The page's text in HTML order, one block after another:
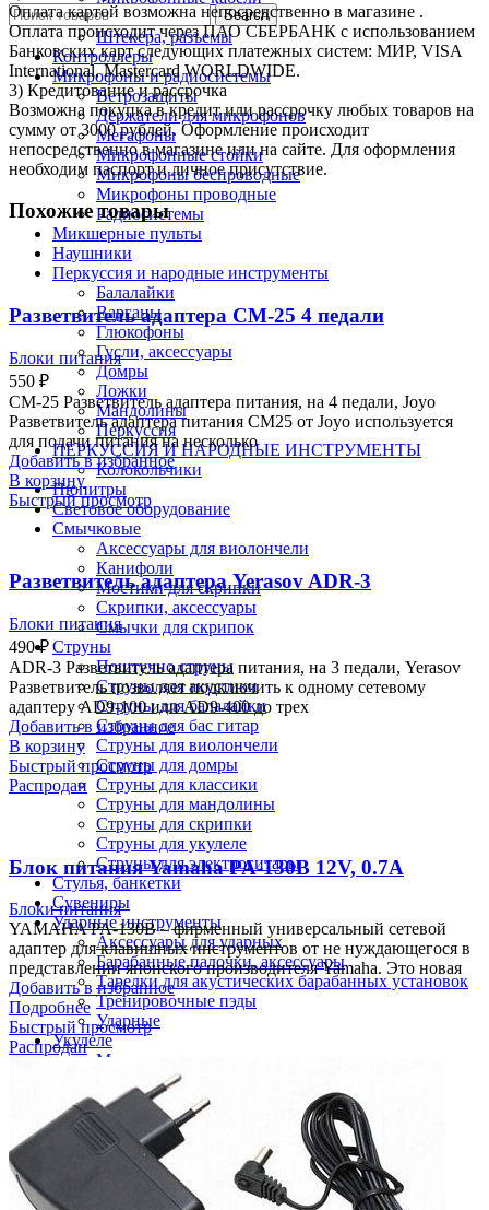
Переходники
Штекера, разъемы
Контроллеры
Микрофоны и радиосистемы
Ветрозащиты
Держатели для микрофонов
Мегафоны
Микрофонные стойки
Микрофоны беспроводные
Микрофоны проводные
Радиосистемы
Микшерные пульты
Наушники
Перкуссия и народные инструменты
Балалайки
Варганы
Глюкофоны
Гусли, аксессуары
Домры
Ложки
Мандолины
Перкуссия
ПЕРКУССИЯ И НАРОДНЫЕ ИНСТРУМЕНТЫ
Колокольчики
Пюпитры
Световое оборудование
Смычковые
Аксессуары для виолончели
Канифоли
Мостики для скрипки
Скрипки, аксессуары
Смычки для скрипок
Струны
Поштучно струны
Струны для акустики
Струны для балалайки
Струны для бас гитар
Струны для виолончели
Струны для домры
Струны для классики
Струны для мандолины
Струны для скрипки
Струны для укулеле
Струны для электрогитары
Стулья, банкетки
Сувениры
Ударные инструменты
Аксессуары для ударных
Барабанные палочки, аксессуары
Тарелки для акустических барабанных установок
Тренировочные пэды
Ударные
Укулеле
Медиаторы для укулеле
Ремни для укулелеле
Стойки и держатели для укулеле
Укулеле
Фурнитура для укулеле
Чехлы для укулеле
Усилители, комбики, процессоры, педали
Комбоусилители
Search
Оплата картой возможна непосредственно в магазине .
Оплата происходит через ПАО СБЕРБАНК с использованием
Банковских карт следующих платежных систем: МИР, VISA
International, Mastercard WORLDWIDE.
3) Кредитование и рассрочка
Возможна покупка в кредит или рассрочку любых товаров на
сумму от 3000 рублей. Оформление происходит
непосредственно в магазине или на сайте. Для оформления
необходим паспорт и личное присутствие.
Похожие товары
Разветвитель адаптера CM-25 4 педали
Блоки питания
550 ₽
CM-25 Разветвитель адаптера питания, на 4 педали, Joyo
Разветвитель адаптера питания CM25 от Joyo используется
для подачи питания на несколько
Добавить в избранное
В корзину
Быстрый просмотр
Разветвитель адаптера Yerasov ADR-3
Блоки питания
490₽
ADR-3 Разветвитель адаптера питания, на 3 педали, Yerasov
Разветвитель позволяет подключить к одному сетевому
адаптеру AD9-100 или AD9-400 до трех
Добавить в избранное
В корзину
Быстрый просмотр
Распродан
Блок питания Yamaha PA-130B 12V, 0.7A
Блоки питания
YAMAHA PA-130B – фирменный универсальный сетевой
адаптер для клавишных инструментов от не нуждающегося в
представлении японского производителя Yamaha. Это новая
Добавить в избранное
Подробнее
Быстрый просмотр
Распродан